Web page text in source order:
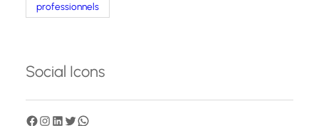
professionnels
Social Icons